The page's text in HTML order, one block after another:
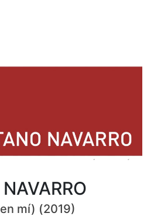
mí) (2019)